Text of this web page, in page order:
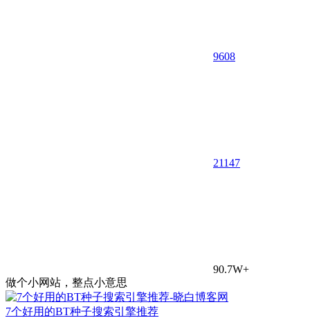
9608
21147
90.7W+
做个小网站，整点小意思
7个好用的BT种子搜索引擎推荐